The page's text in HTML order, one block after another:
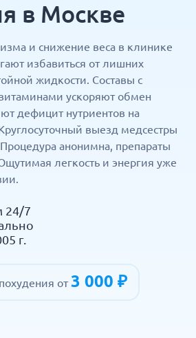
в Москве
и снижение веса в клинике
избавиться от лишних
жидкости. Составы с
ускоряют обмен
дефицит нутриентов на
выезд медсестры
анонимна, препараты
легкость и энергия уже
24/7
г.
от3 000 ₽